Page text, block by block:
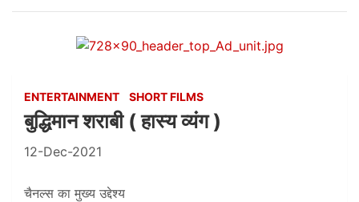
ENTERTAINMENT SHORT FILMS
बुद्धिमान शराबी ( हास्य व्यंग )
12-Dec-2021
चैनल्स का मुख्य उद्देश्य